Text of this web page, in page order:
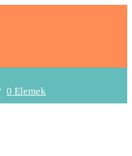
0 Elemek